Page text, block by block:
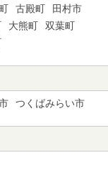
古殿町
田村市
大熊町
双葉町
つくばみらい市